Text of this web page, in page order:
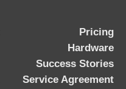
Pricing
Hardware
Success Stories
Service Agreement